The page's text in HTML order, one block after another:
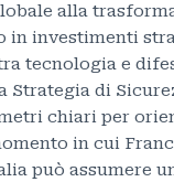
alla
in investimenti
tecnologia e
Strategia di
chiari per
in cui
può assumere